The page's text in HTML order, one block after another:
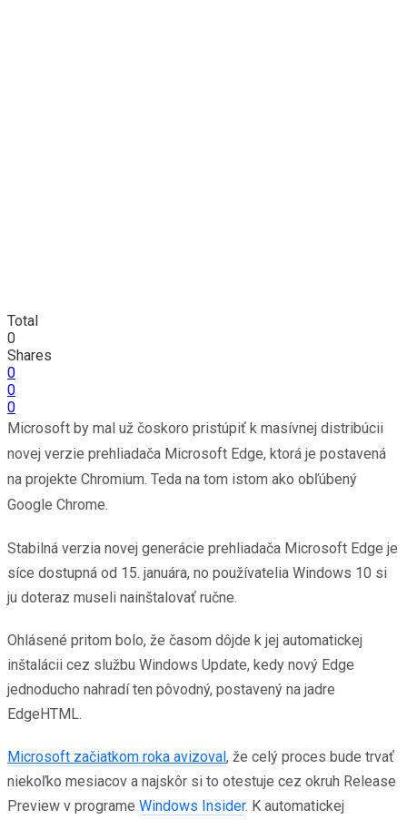
Total
0
Shares
0
0
0
Microsoft by mal už čoskoro pristúpiť k masívnej distribúcii
novej verzie prehliadača Microsoft Edge, ktorá je postavená
na projekte Chromium. Teda na tom istom ako obľúbený
Google Chrome.
Stabilná verzia novej generácie prehliadača Microsoft Edge je
síce dostupná od 15. januára, no používatelia Windows 10 si
ju doteraz museli nainštalovať ručne.
Ohlásené pritom bolo, že časom dôjde k jej automatickej
inštalácii cez službu Windows Update, kedy nový Edge
jednoducho nahradí ten pôvodný, postavený na jadre
EdgeHTML.
Microsoft začiatkom roka avizoval, že celý proces bude trvať
niekoľko mesiacov a najskôr si to otestuje cez okruh Release
Preview v programe Windows Insider. K automatickej